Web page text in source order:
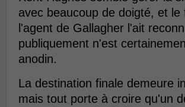
avec beaucoup de doigté, et le
l'agent de Gallagher l'ait
publiquement n'est
anodin.
La destination finale demeure
mais tout porte à croire qu'un